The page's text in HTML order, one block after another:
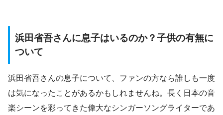
浜田省吾さんに息子はいるのか？子供の有無に
ついて
浜田省吾さんの息子について、ファンの方なら誰しも一度
は気になったことがあるかもしれませんね。長く日本の音
楽シーンを彩ってきた偉大なシンガーソングライターであ